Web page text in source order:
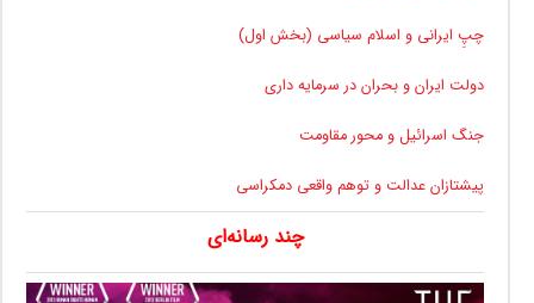
چپِ ایرانی و اسلام سیاسی (بخش اول)
دولت ایران و بحران در سرمایه داری
جنگ اسرائیل و محور مقاومت
پیشتازان عدالت و توهم واقعی دمکراسی
چند رسانه‌ای